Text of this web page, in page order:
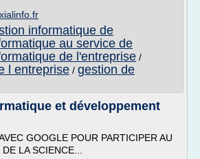
informatique de
au service de
de l'entreprise /
l entreprise / gestion de
et développement
GOOGLE POUR PARTICIPER AU
LA SCIENCE...